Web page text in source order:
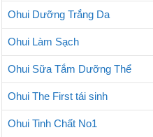
Ohui Dưỡng Trắng Da
Ohui Làm Sạch
Ohui Sữa Tắm Dưỡng Thể
Ohui The First tái sinh
Ohui Tinh Chất No1